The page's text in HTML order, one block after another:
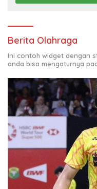
Berita Olahraga
Ini contoh widget dengan
anda bisa mengaturnya